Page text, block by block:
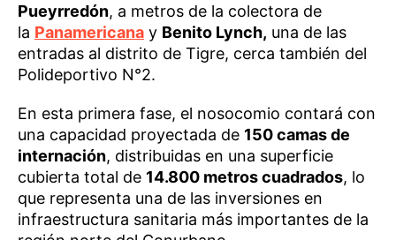
Pueyrredón, a metros de la colectora de
la Panamericana y Benito Lynch, una de las
entradas al distrito de Tigre, cerca también del
Polideportivo N°2.
En esta primera fase, el nosocomio contará con
una capacidad proyectada de 150 camas de
internación, distribuidas en una superficie
cubierta total de 14.800 metros cuadrados, lo
que representa una de las inversiones en
infraestructura sanitaria más importantes de la